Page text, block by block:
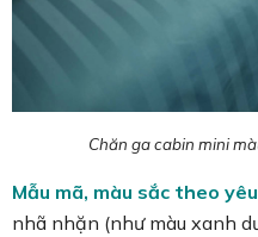
Chăn ga cabin mini
Mẫu mã, màu sắc theo
nhã nhặn (như màu xanh